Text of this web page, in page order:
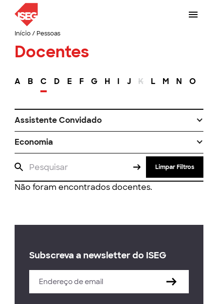
Início/ Pessoas
Docentes
A B C D E F G H I J K L M N O
Assistente Convidado
Economia
Limpar Filtros
Não foram encontrados docentes.
Subscreva a newsletter do ISEG